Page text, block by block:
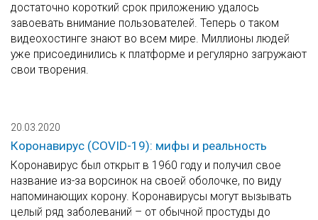
достаточно короткий срок приложению удалось
завоевать внимание пользователей. Теперь о таком
видеохостинге знают во всем мире. Миллионы людей
уже присоединились к платформе и регулярно загружают
свои творения.
20.03.2020
Коронавирус (COVID-19): мифы и реальность
Коронавирус был открыт в 1960 году и получил свое
название из-за ворсинок на своей оболочке, по виду
напоминающих корону. Коронавирусы могут вызывать
целый ряд заболеваний – от обычной простуды до